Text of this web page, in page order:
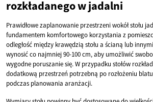
rozkładanego w jadalni
Prawidłowe zaplanowanie przestrzeni wokół stołu
fundamentem komfortowego korzystania z
odległość między krawędzią stołu a ścianą lub
wynosić co najmniej 90-100 cm, aby umożliwić
wygodne poruszanie się. W przypadku stołów
dodatkową przestrzeń potrzebną po rozłożeniu
podczas planowania aranżacji.